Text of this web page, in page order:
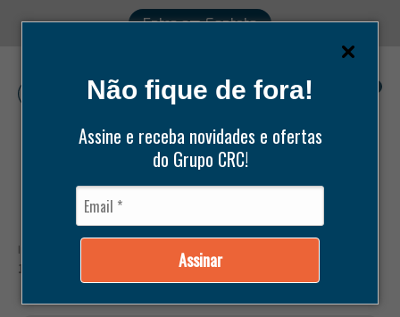
Não fique de fora!
Assine e receba novidades e ofertas
do Grupo CRC!
Assinar
Entre em Contato
Bock / BIELA STD (45MM X 20MM X
116,5MM) LINHA HG5